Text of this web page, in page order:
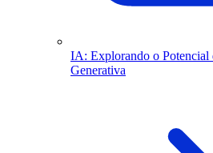
IA: Explorando o
Generativa